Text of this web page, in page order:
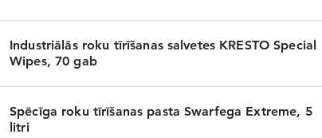
Industriālās roku tīrīšanas salvetes KRESTO Special
Wipes, 70 gab
Spēcīga roku tīrīšanas pasta Swarfega Extreme, 5
litri
PAROLE *
ATCERĒTIES